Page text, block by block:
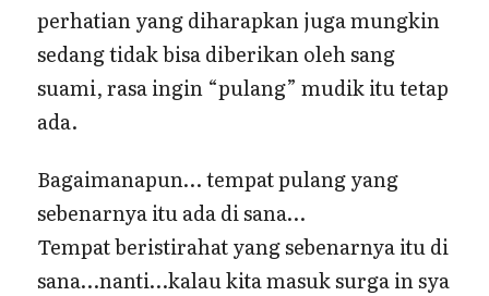
perhatian yang diharapkan juga mungkin
sedang tidak bisa diberikan oleh sang
suami, rasa ingin “pulang” mudik itu tetap
ada.
Bagaimanapun… tempat pulang yang
sebenarnya itu ada di sana…
Tempat beristirahat yang sebenarnya itu di
sana…nanti…kalau kita masuk surga in sya